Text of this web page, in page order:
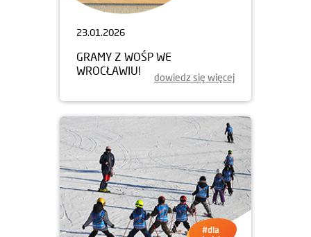
23.01.2026
GRAMY Z WOŚP WE
WROCŁAWIU!
dowiedz się więcej